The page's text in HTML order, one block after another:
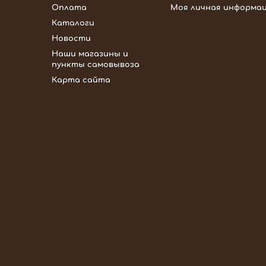
Оплата
Каталоги
Новости
Наши магазины и
пункты самовывоза
Карта сайта
Моя личная